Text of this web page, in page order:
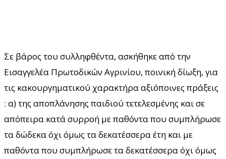
Σε βάρος του συλληφθέντα, ασκήθηκε από την
Εισαγγελέα Πρωτοδικών Αγρινίου, ποινική δίωξη, για
τις κακουργηματικού χαρακτήρα αξιόποινες πράξεις
: α) της αποπλάνησης παιδιού τετελεσμένης και σε
απόπειρα κατά συρροή με παθόντα που συμπλήρωσε
τα δώδεκα όχι όμως τα δεκατέσσερα έτη και με
παθόντα που συμπλήρωσε τα δεκατέσσερα όχι όμως